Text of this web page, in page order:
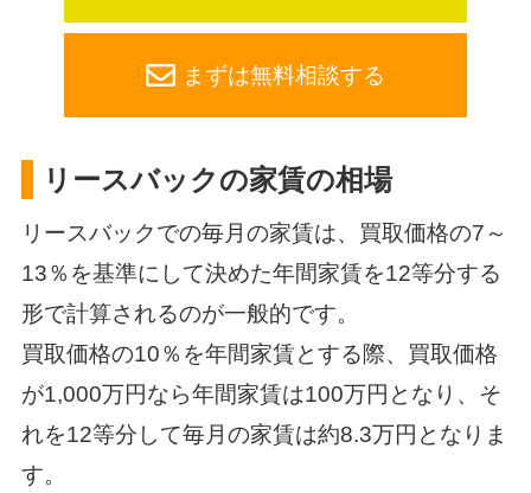
まずは無料相談する
リースバックの家賃の相場
リースバックでの毎月の家賃は、買取価格の7～
13％を基準にして決めた年間家賃を12等分する
形で計算されるのが一般的です。
買取価格の10％を年間家賃とする際、買取価格
が1,000万円なら年間家賃は100万円となり、そ
れを12等分して毎月の家賃は約8.3万円となりま
す。